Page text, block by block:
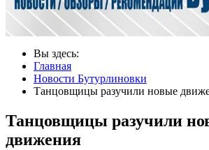
Вы здесь:
Главная
Новости Бутурлиновки
Танцовщицы разучили новые
Танцовщицы разучили
движения